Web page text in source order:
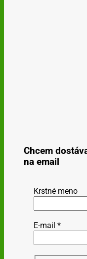
Chcem
na email
Krstné meno
E-mail *